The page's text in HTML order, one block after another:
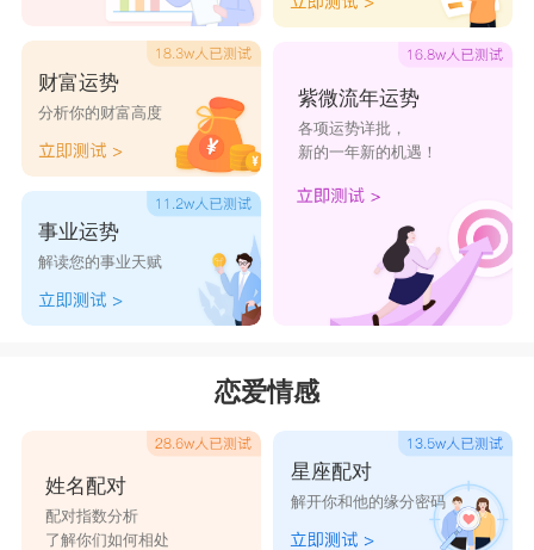
醉眼不逢人 清听松月 春风十里柔情
倾尽天下倾他心 笑脸赢人脉 梦里江山
紫竹語嫣 曾经沧海 以云为纸
耐性与骨气 拼搏奋斗
一切皆有可能 逆袭学霸
要么努力要么死 我会很坚强
财富运势
分析你的财富高度
事业运势
解读您的事业天赋
紫微流年运势
各项运势详批，
新的一年新的机遇！
恋爱情感
姓名配对
配对指数分析
了解你们如何相处
星座配对
解开你和他的缘分密码